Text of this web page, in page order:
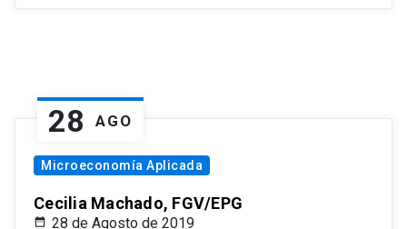
28 AGO
Microeconomía Aplicada
Cecilia Machado, FGV/EPG
28 de Agosto de 2019